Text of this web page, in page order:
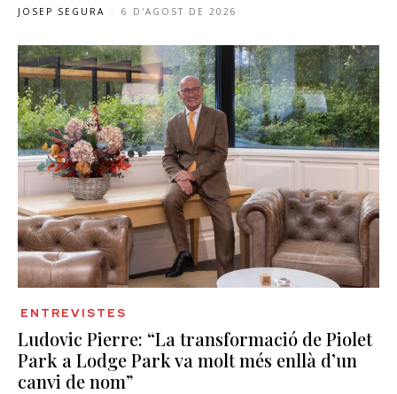
JOSEP SEGURA - 6 D'AGOST DE 2026
ENTREVISTES
Ludovic Pierre: “La transformació de Piolet
Park a Lodge Park va molt més enllà d’un
canvi de nom”